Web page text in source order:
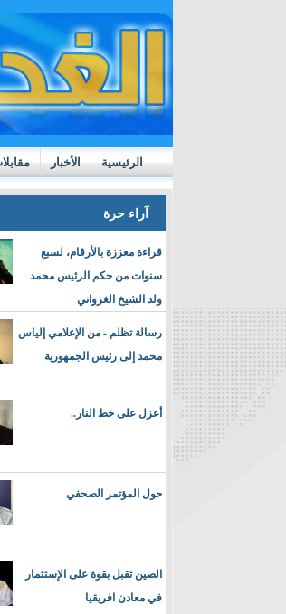
الرئيسية الأخبار
آراء حرة
قراءة معززة بالأرقام، لسبع
سنوات من حكم الرئيس محمد
ولد الشيخ الغزواني
رسالة تظلم - من الإعلامي إلياس
محمد إلى رئيس الجمهورية
أعزل على خط النار..
حول المؤتمر الصحفي
الصين تقبل بقوة على الإستثمار
في معادن افريقيا